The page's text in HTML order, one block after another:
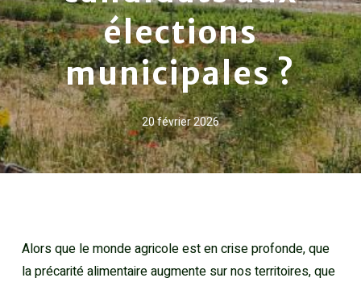
élections
municipales ?
20 février 2026
Alors que le monde agricole est en crise profonde, que
la précarité alimentaire augmente sur nos territoires, que